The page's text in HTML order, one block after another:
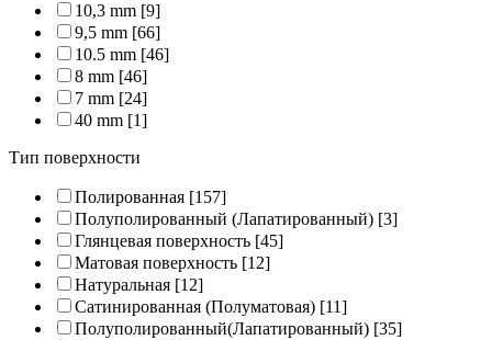
10,3 mm [9]
9,5 mm [66]
10.5 mm [46]
8 mm [46]
7 mm [24]
40 mm [1]
Тип поверхности
Полированная [157]
Полуполированный (Лапатированный) [3]
Глянцевая поверхность [45]
Матовая поверхность [12]
Натуральная [12]
Сатинированная (Полуматовая) [11]
Полуполированный(Лапатированный) [35]